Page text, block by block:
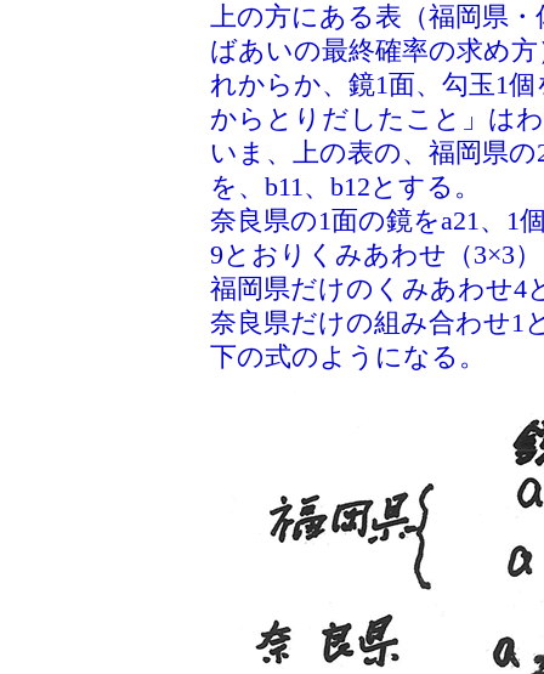
上の方にある表（福岡県
ばあいの最終確率の求め
れからか、鏡1面、勾玉1
からとりだしたこと」は
いま、上の表の、福岡県の
を、b11、b12とする。
奈良県の1面の鏡をa21、1
9とおりくみあわせ（3×3
福岡県だけのくみあわせ4
奈良県だけの組み合わせ1
下の式のようになる。